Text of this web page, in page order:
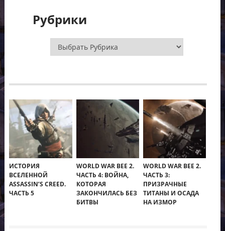
Рубрики
Рубрики
ИСТОРИЯ
ВСЕЛЕННОЙ
ASSASSIN’S CREED.
ЧАСТЬ 5
WORLD WAR BEE 2.
ЧАСТЬ 4: ВОЙНА,
КОТОРАЯ
ЗАКОНЧИЛАСЬ БЕЗ
БИТВЫ
WORLD WAR BEE 2.
ЧАСТЬ 3:
ПРИЗРАЧНЫЕ
ТИТАНЫ И ОСАДА
НА ИЗМОР